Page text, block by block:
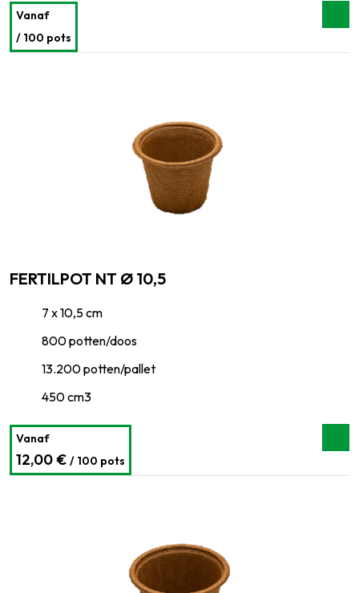
Vanaf
/ 100 pots
FERTILPOT NT Ø 10,5
7 x 10,5 cm
800 potten/doos
13.200 potten/pallet
450 cm3
Vanaf
12,00 € / 100 pots